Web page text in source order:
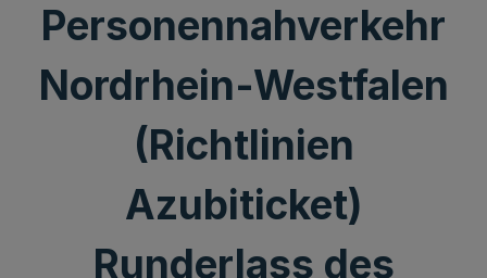
Personennahverkehr
Nordrhein-Westfalen
(Richtlinien
Azubiticket)
Runderlass des